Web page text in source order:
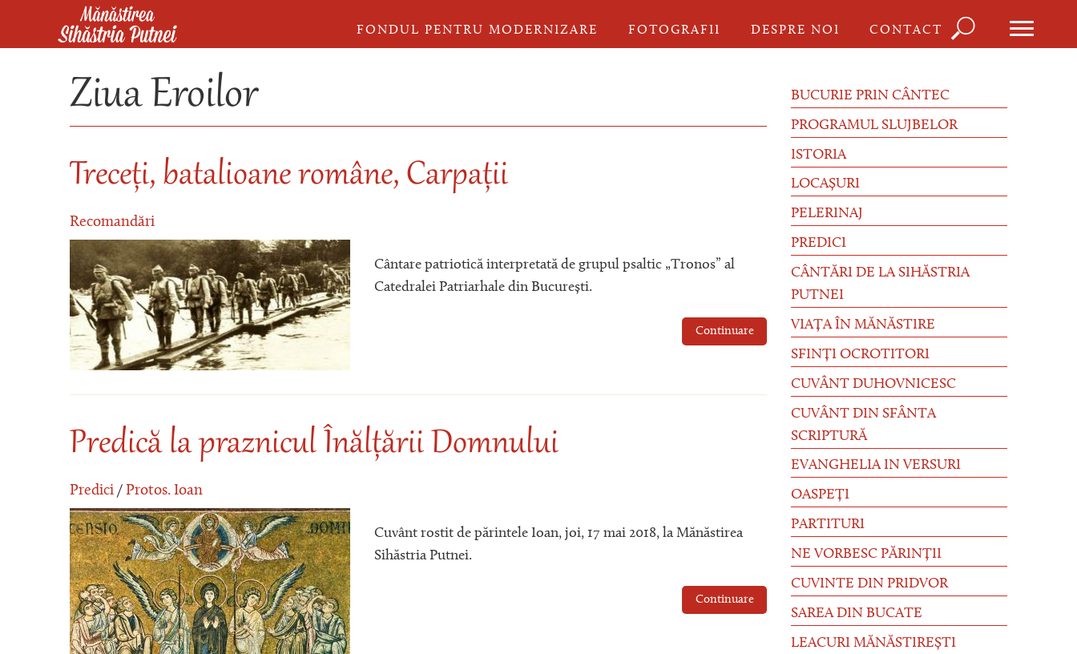
Mergi la conţinutul principal
FONDUL PENTRU MODERNIZARE FOTOGRAFII DESPRE NOI CONTACT
căutare
Ziua Eroilor
Treceți, batalioane române, Carpații
Recomandări
Cântare patriotică interpretată de grupul psaltic „Tronos” al
Catedralei Patriarhale din București.
Continuare
Predică la praznicul Înălțării Domnului
Predici / Protos. Ioan
Cuvânt rostit de părintele Ioan, joi, 17 mai 2018, la Mănăstirea
Sihăstria Putnei.
Continuare
BUCURIE PRIN CÂNTEC
PROGRAMUL SLUJBELOR
ISTORIA
LOCAȘURI
PELERINAJ
PREDICI
CÂNTĂRI DE LA SIHĂSTRIA
PUTNEI
VIAȚA ÎN MĂNĂSTIRE
SFINȚI OCROTITORI
CUVÂNT DUHOVNICESC
CUVÂNT DIN SFÂNTA
SCRIPTURĂ
EVANGHELIA IN VERSURI
OASPEȚI
PARTITURI
NE VORBESC PĂRINȚII
CUVINTE DIN PRIDVOR
SAREA DIN BUCATE
LEACURI MĂNĂSTIREȘTI